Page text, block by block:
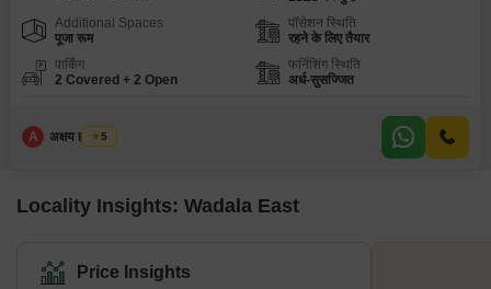
Additional Spaces
पूजा रूम
पॉसेशन स्थिति
रहने के लिए तैयार
पार्किंग
2 Covered + 2 Open
फर्निशिंग स्थिति
अर्ध-सुसज्जित
A अक्षय ह पाटील
5
Locality Insights: Wadala East
Price Insights